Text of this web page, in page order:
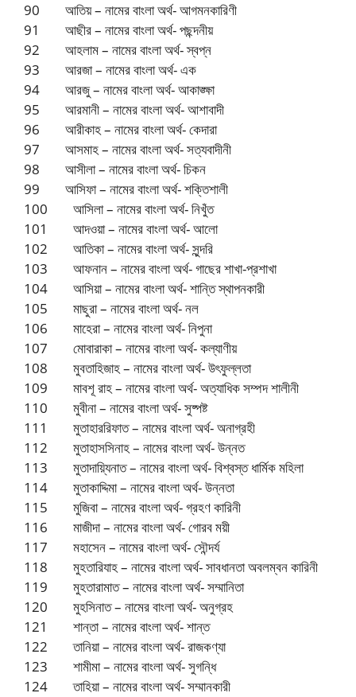
90 আতিয় – নামের বাংলা অর্থ- আগমনকারিণী
91 আছীর – নামের বাংলা অর্থ- পছন্দনীয়
92 আহলাম – নামের বাংলা অর্থ- স্বপ্ন
93 আরজা – নামের বাংলা অর্থ- এক
94 আরজু – নামের বাংলা অর্থ- আকাঙ্ক্ষা
95 আরমানী – নামের বাংলা অর্থ- আশাবাদী
96 আরীকাহ – নামের বাংলা অর্থ- কেদারা
97 আসমাহ – নামের বাংলা অর্থ- সত্যবাদীনী
98 আসীলা – নামের বাংলা অর্থ- চিকন
99 আসিফা – নামের বাংলা অর্থ- শক্তিশালী
100 আসিলা – নামের বাংলা অর্থ- নিখুঁত
101 আদওয়া – নামের বাংলা অর্থ- আলো
102 আতিকা – নামের বাংলা অর্থ- সুন্দরি
103 আফনান – নামের বাংলা অর্থ- গাছের শাখা-প্রশাখা
104 আসিয়া – নামের বাংলা অর্থ- শান্তি স্থাপনকারী
105 মাছুরা – নামের বাংলা অর্থ- নল
106 মাহেরা – নামের বাংলা অর্থ- নিপুনা
107 মোবারাকা – নামের বাংলা অর্থ- কল্যাণীয়
108 মুবতাহিজাহ – নামের বাংলা অর্থ- উৎফুল্লতা
109 মাবশূ রাহ – নামের বাংলা অর্থ- অত্যাধিক সম্পদ শালীনী
110 মুবীনা – নামের বাংলা অর্থ- সুষ্পষ্ট
111 মুতাহাররিফাত – নামের বাংলা অর্থ- অনাগ্রহী
112 মুতাহাসসিনাহ – নামের বাংলা অর্থ- উন্নত
113 মুতাদায়্যিনাত – নামের বাংলা অর্থ- বিশ্বস্ত ধার্মিক মহিলা
114 মুতাকাদ্দিমা – নামের বাংলা অর্থ- উন্নতা
115 মুজিবা – নামের বাংলা অর্থ- গ্রহণ কারিনী
116 মাজীদা – নামের বাংলা অর্থ- গোরব ময়ী
117 মহাসেন – নামের বাংলা অর্থ- সৌন্দর্য
118 মুহতারিযাহ – নামের বাংলা অর্থ- সাবধানতা অবলম্বন কারিনী
119 মুহতারামাত – নামের বাংলা অর্থ- সম্মানিতা
120 মুহসিনাত – নামের বাংলা অর্থ- অনুগ্রহ
121 শান্তা – নামের বাংলা অর্থ- শান্ত
122 তানিয়া – নামের বাংলা অর্থ- রাজকণ্যা
123 শামীমা – নামের বাংলা অর্থ- সুগন্ধি
124 তাহিয়া – নামের বাংলা অর্থ- সম্মানকারী